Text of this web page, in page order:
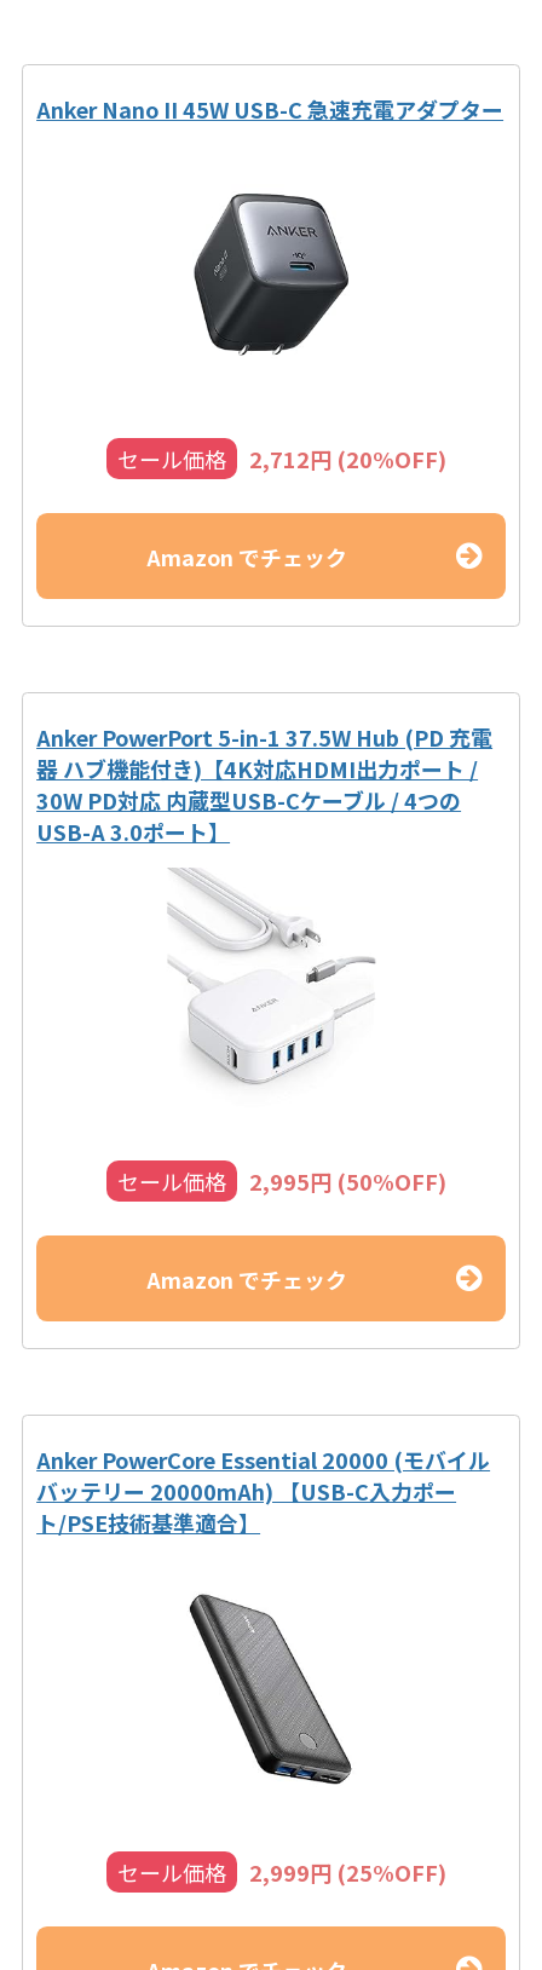
Anker Nano II 45W USB-C 急速充電アダプター
セール価格 2,712円 (20%OFF)
Amazon でチェック
Anker PowerPort 5-in-1 37.5W Hub (PD 充電
器 ハブ機能付き)【4K対応HDMI出力ポート /
30W PD対応 内蔵型USB-Cケーブル / 4つの
USB-A 3.0ポート】
セール価格 2,995円 (50%OFF)
Amazon でチェック
Anker PowerCore Essential 20000 (モバイル
バッテリー 20000mAh) 【USB-C入力ポー
ト/PSE技術基準適合】
セール価格 2,999円 (25%OFF)